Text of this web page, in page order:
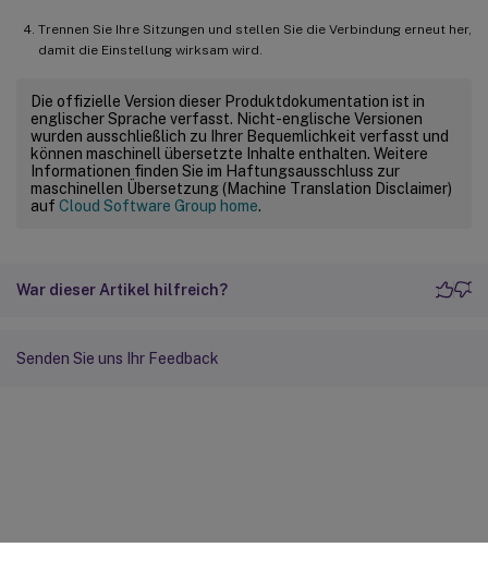
Trennen Sie Ihre Sitzungen und stellen Sie die Verbindung erneut her,
damit die Einstellung wirksam wird.
Die offizielle Version dieser Produktdokumentation ist in
englischer Sprache verfasst. Nicht-englische Versionen
wurden ausschließlich zu Ihrer Bequemlichkeit verfasst und
können maschinell übersetzte Inhalte enthalten. Weitere
Informationen finden Sie im Haftungsausschluss zur
maschinellen Übersetzung (Machine Translation Disclaimer)
auf Cloud Software Group home.
War dieser Artikel hilfreich?
Senden Sie uns Ihr Feedback